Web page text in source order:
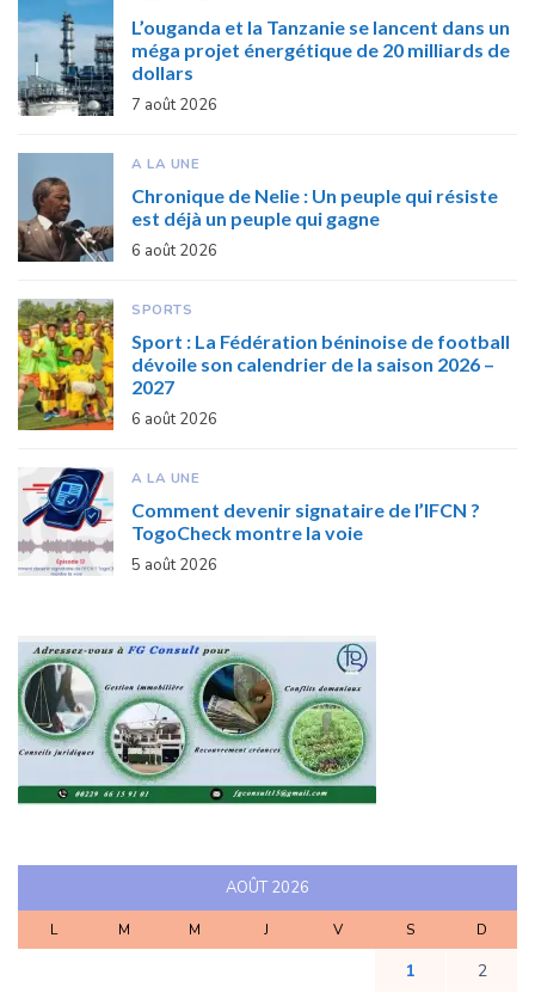
L’ouganda et la Tanzanie se lancent dans un
méga projet énergétique de 20 milliards de
dollars
7 août 2026
A LA UNE
Chronique de Nelie : Un peuple qui résiste
est déjà un peuple qui gagne
6 août 2026
SPORTS
Sport : La Fédération béninoise de football
dévoile son calendrier de la saison 2026 –
2027
6 août 2026
A LA UNE
Comment devenir signataire de l’IFCN ?
TogoCheck montre la voie
5 août 2026
AOÛT 2026
L M M J V S D
1
2